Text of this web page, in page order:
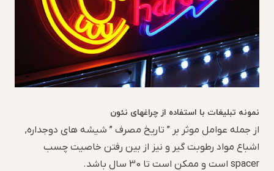
نمونه تبلیغات با استفاده از چراغهای نئون
از جمله عوامل موثر بر ” تاریخ مصرف ” شیشه های دوجداره,
اشباع مواد رطوبت گیر و نیز از بین رفتن خاصیت چسب
spacer است و ممکن است تا 30 سال باشد.